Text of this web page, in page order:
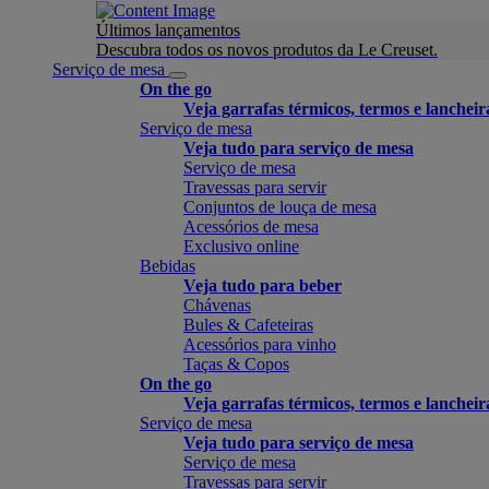
Últimos lançamentos
Descubra todos os novos produtos da Le Creuset.
Serviço de mesa
On the go
Veja garrafas térmicos, termos e
Serviço de mesa
Veja tudo para serviço de mesa
Serviço de mesa
Travessas para servir
Conjuntos de louça de mesa
Acessórios de mesa
Exclusivo online
Bebidas
Veja tudo para beber
Chávenas
Bules & Cafeteiras
Acessórios para vinho
Taças & Copos
On the go
Veja garrafas térmicos, termos e
Serviço de mesa
Veja tudo para serviço de mesa
Serviço de mesa
Travessas para servir